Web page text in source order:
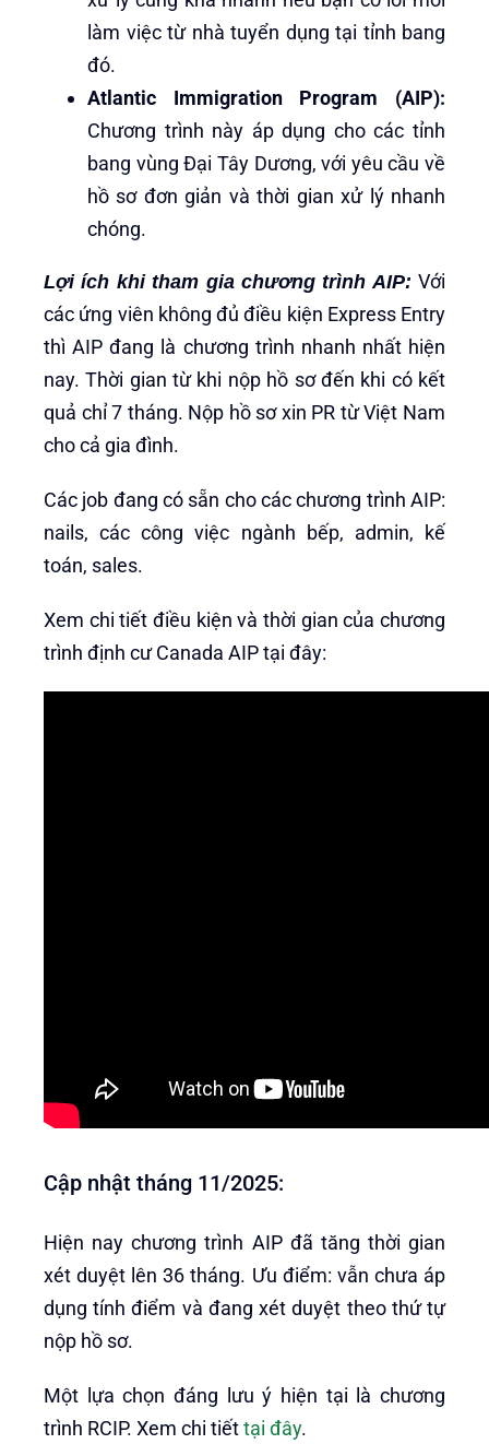
làm việc từ nhà tuyển dụng tại tỉnh bang
đó.
Atlantic Immigration Program (AIP):
Chương trình này áp dụng cho các tỉnh
bang vùng Đại Tây Dương, với yêu cầu về
hồ sơ đơn giản và thời gian xử lý nhanh
chóng.
Lợi ích khi tham gia chương trình AIP: Với
các ứng viên không đủ điều kiện Express Entry
thì AIP đang là chương trình nhanh nhất hiện
nay. Thời gian từ khi nộp hồ sơ đến khi có kết
quả chỉ 7 tháng. Nộp hồ sơ xin PR từ Việt Nam
cho cả gia đình.
Các job đang có sẵn cho các chương trình AIP:
nails, các công việc ngành bếp, admin, kế
toán, sales.
Xem chi tiết điều kiện và thời gian của chương
trình định cư Canada AIP tại đây:
Cập nhật tháng 11/2025:
Hiện nay chương trình AIP đã tăng thời gian
xét duyệt lên 36 tháng. Ưu điểm: vẫn chưa áp
dụng tính điểm và đang xét duyệt theo thứ tự
nộp hồ sơ.
Một lựa chọn đáng lưu ý hiện tại là chương
trình RCIP. Xem chi tiếttại đây.